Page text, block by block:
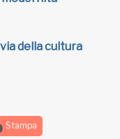
della cultura
Stampa